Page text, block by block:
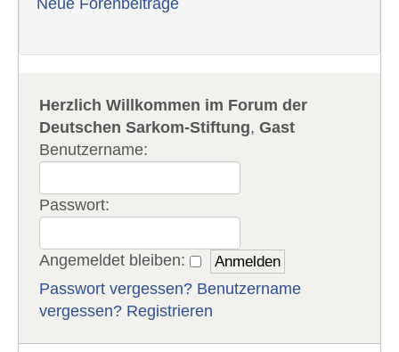
Neue Forenbeiträge
Herzlich Willkommen im Forum der
Deutschen Sarkom-Stiftung,Gast
Benutzername:
Passwort:
Angemeldet bleiben:
Passwort vergessen? Benutzername
vergessen? Registrieren